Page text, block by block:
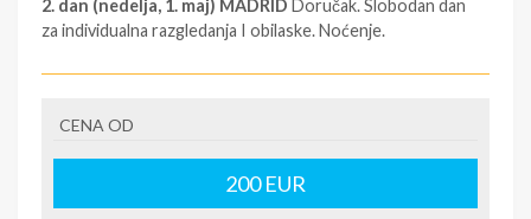
2. dan (nedelja, 1. maj) MADRID Doručak. Slobodan dan
za individualna razgledanja I obilaske. Noćenje.
3. dan (ponedeljak, 2. maj) MADRIDDoručak.
izlet za Segoviju, grad koji se nalazi u regiji Kastilja i Leon,
najbolje očuvani rimski akvadukt, katedrala i dvorac, zbog
kojih je Segovija uvršćena na listu svetske kulturne
CENA OD
200EUR